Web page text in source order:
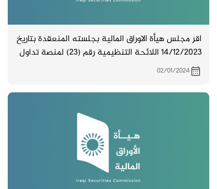
اقر مجلس هيأة الاوراق المالية بجلسته المنعقدة بتاريخ
14/12/2023 اللائحة التنظيمية رقم (23) لمنصة تداول
اسهم الشركات غير المفصحة عن بياناتها المالية .
02/01/2024